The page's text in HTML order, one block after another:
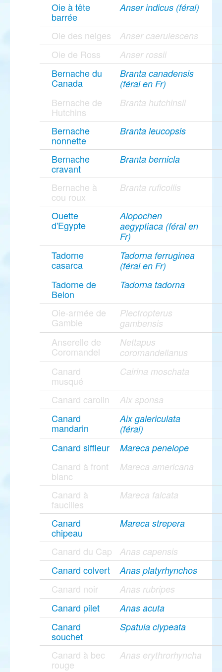
Oie à tête
barrée
Anser indicus (féral)
Oie des neiges Anser caerulescens
Oie de Ross Anser rossii
Bernache du
Canada
Branta canadensis
(féral en Fr)
Bernache de
Hutchins
Branta hutchinsii
Bernache
nonnette
Branta leucopsis
Bernache
cravant
Branta bernicla
Bernache à
cou roux
Branta ruficollis
Ouette
d'Egypte
Alopochen
aegyptiaca (féral en
Fr)
Tadorne
casarca
Tadorna ferruginea
(féral en Fr)
Tadorne de
Belon
Tadorna tadorna
Oie-armée de
Gambie
Plectropterus
gambensis
Anserelle de
Coromandel
Nettapus
coromandelianus
Canard
musqué
Cairina moschata
Canard carolin Aix sponsa
Canard
mandarin
Aix galericulata
(féral)
Canard siffleur Mareca penelope
Canard à front
blanc
Mareca americana
Canard à
faucilles
Mareca falcata
Canard
chipeau
Mareca strepera
Canard du Cap Anas capensis
Canard colvert Anas platyrhynchos
Canard noir Anas rubripes
Canard pilet Anas acuta
Canard
souchet
Spatula clypeata
Canard à bec
rouge
Anas erythrorhyncha